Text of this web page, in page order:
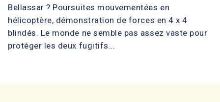
Bellassar ? Poursuites mouvementées en
hélicoptère, démonstration de forces en 4 x 4
blindés. Le monde ne semble pas assez vaste pour
protéger les deux fugitifs...